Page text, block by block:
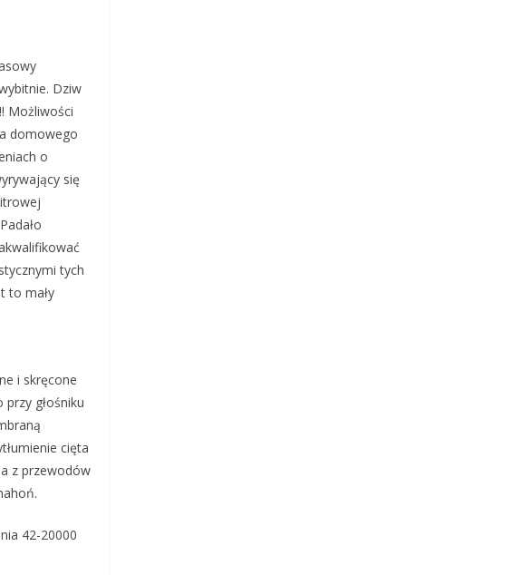
Dziw
Możliwości
domowego
o
się
tych
to mały
i skręcone
głośniku
cięta
z przewodów
42-20000